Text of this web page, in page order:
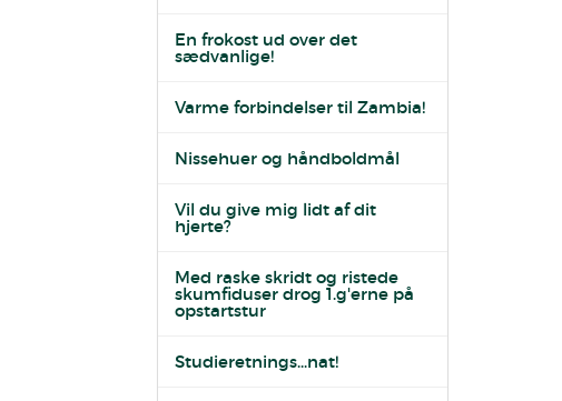
En frokost ud over det
sædvanlige!
Varme forbindelser til Zambia!
Nissehuer og håndboldmål
Vil du give mig lidt af dit
hjerte?
Med raske skridt og ristede
skumfiduser drog 1.g'erne på
opstartstur
Studieretnings...nat!